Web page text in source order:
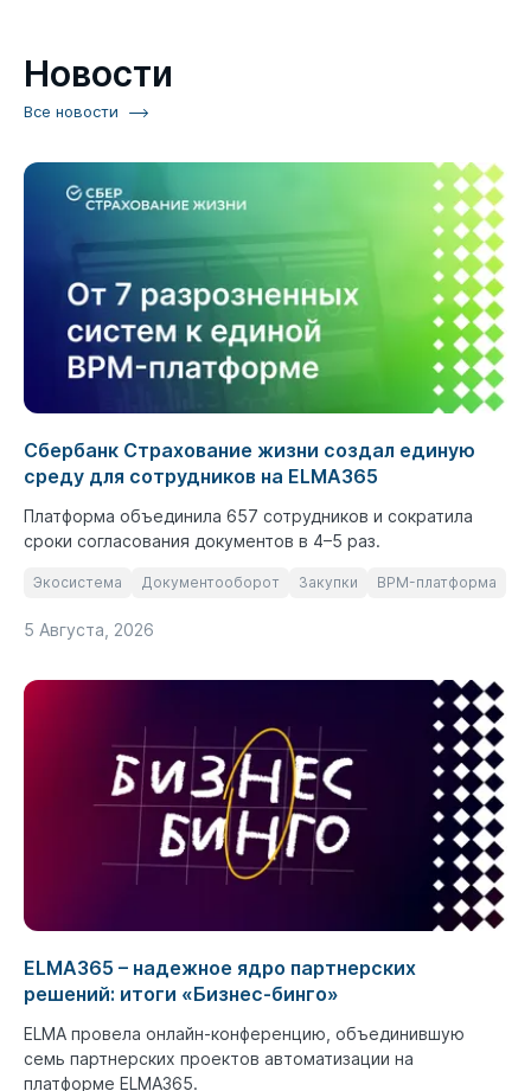
Новости
Все новости
Сбербанк Страхование жизни создал единую
среду для сотрудников на ELMA365
Платформа объединила 657 сотрудников и сократила
сроки согласования документов в 4–5 раз.
Экосистема Документооборот Закупки BPM-платформа
5 Августа, 2026
ELMA365 – надежное ядро партнерских
решений: итоги «Бизнес-бинго»
ELMA провела онлайн-конференцию, объединившую
семь партнерских проектов автоматизации на
платформе ELMA365.